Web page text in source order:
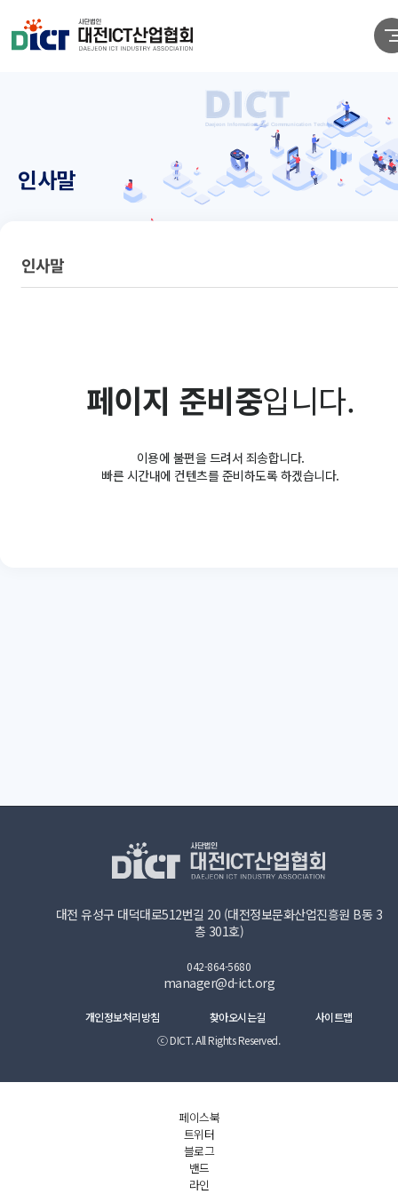
인사말
인사말
페이지 준비중입니다.
이용에 불편을 드려서 죄송합니다.
빠른 시간내에 컨텐츠를 준비하도록 하겠습니다.
대전 유성구 대덕대로512번길 20 (대전정보문화산업진흥원 B동 3
층 301호)
042-864-5680
manager@d-ict.org
ⓒ DICT. All Rights Reserved.
개인정보처리방침 찾아오시는길 사이트맵
페이스북
트위터
블로그
밴드
라인